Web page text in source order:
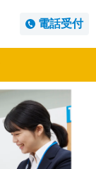
電話受付